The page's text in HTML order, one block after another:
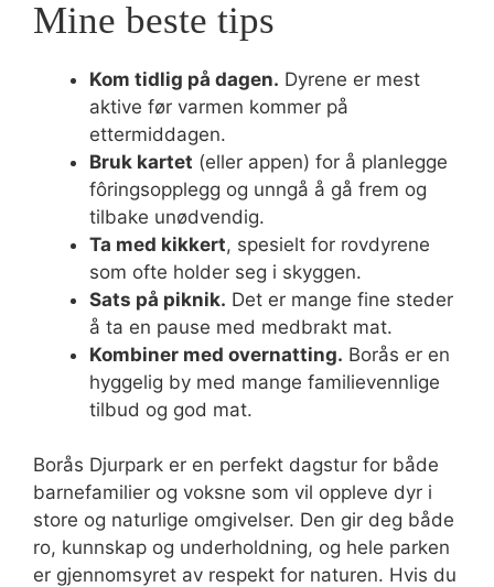
Mine beste tips
Kom tidlig på dagen. Dyrene er mest
aktive før varmen kommer på
ettermiddagen.
Bruk kartet (eller appen) for å planlegge
fôringsopplegg og unngå å gå frem og
tilbake unødvendig.
Ta med kikkert, spesielt for rovdyrene
som ofte holder seg i skyggen.
Sats på piknik. Det er mange fine steder
å ta en pause med medbrakt mat.
Kombiner med overnatting. Borås er en
hyggelig by med mange familievennlige
tilbud og god mat.
Borås Djurpark er en perfekt dagstur for både
barnefamilier og voksne som vil oppleve dyr i
store og naturlige omgivelser. Den gir deg både
ro, kunnskap og underholdning, og hele parken
er gjennomsyret av respekt for naturen. Hvis du